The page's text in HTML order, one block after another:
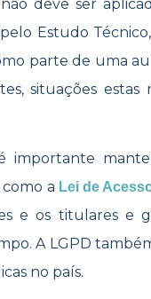
não deve ser
Estudo
parte de uma
situações estas
importante
a Lei de
e os titulares e
A LGPD
no país.